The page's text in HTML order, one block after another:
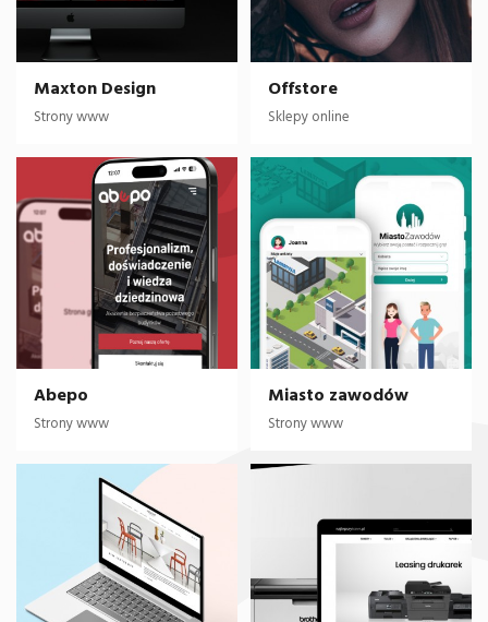
Maxton Design
Strony www
Offstore
Sklepy online
Abepo
Strony www
Miasto zawodów
Strony www